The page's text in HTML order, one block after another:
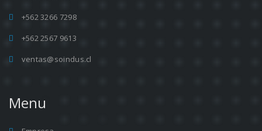
+562 3266 7298
+562 2567 9613
ventas@soindus.cl
Menu